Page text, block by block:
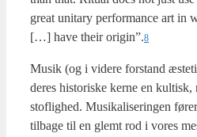
gre­at uni­tary per­for­man­ce art
[…] have their origin”.8
Musik (og i vide­re for­stand
deres histo­ri­ske ker­ne en
sto­flig­hed. Musi­ka­li­se­rin­gen
til­ba­ge til en glemt rod i vores